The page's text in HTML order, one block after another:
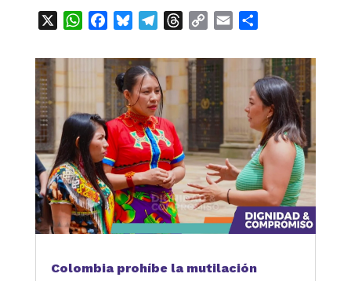
WhatsApp
FacebookBlueskyTelegramThreads
Copy Email
Colombia prohíbe la mutilación